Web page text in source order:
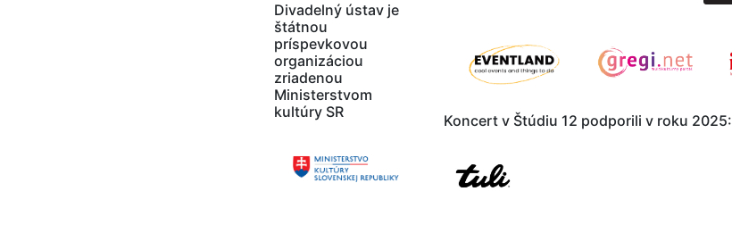
Divadelný ústav je
štátnou
príspevkovou
organizáciou
zriadenou
Ministerstvom
kultúry SR
Koncert v Štúdiu 12 podporili v roku 2025: